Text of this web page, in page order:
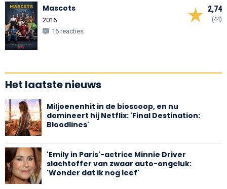
2,74
(44)
Mascots
2016
16 reacties
Het laatste nieuws
Miljoenenhit in de bioscoop, en nu
domineert hij Netflix: 'Final Destination:
Bloodlines'
'Emily in Paris'-actrice Minnie Driver
slachtoffer van zwaar auto-ongeluk:
'Wonder dat ik nog leef'